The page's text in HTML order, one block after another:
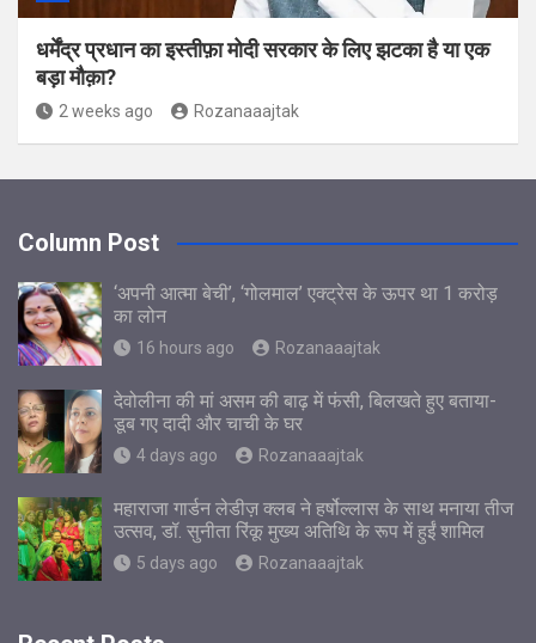
धर्मेंद्र प्रधान का इस्तीफ़ा मोदी सरकार के लिए झटका है या एक
बड़ा मौक़ा?
2 weeks ago Rozanaaajtak
Column Post
‘अपनी आत्मा बेची’, ‘गोलमाल’ एक्ट्रेस के ऊपर था 1 करोड़
का लोन
16 hours ago Rozanaaajtak
देवोलीना की मां असम की बाढ़ में फंसी, बिलखते हुए बताया-
डूब गए दादी और चाची के घर
4 days ago Rozanaaajtak
महाराजा गार्डन लेडीज़ क्लब ने हर्षोल्लास के साथ मनाया तीज
उत्सव, डॉ. सुनीता रिंकू मुख्य अतिथि के रूप में हुईं शामिल
5 days ago Rozanaaajtak